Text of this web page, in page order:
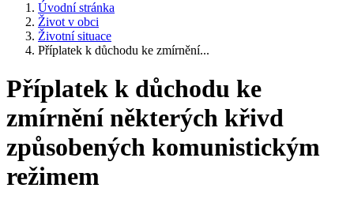
Úvodní stránka
Život v obci
Životní situace
Příplatek k důchodu ke zmírnění...
Příplatek k důchodu ke
zmírnění některých křivd
způsobených komunistickým
režimem